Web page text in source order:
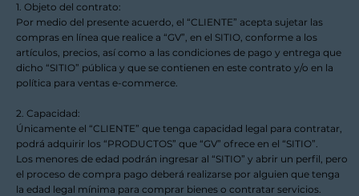
1. Objeto del contrato:
Por medio del presente acuerdo, el “CLIENTE” acepta sujetar las
compras en línea que realice a “GV”, en el SITIO, conforme a los
artículos, precios, así como a las condiciones de pago y entrega que
dicho “SITIO” pública y que se contienen en este contrato y/o en la
política para ventas e-commerce.
2. Capacidad:
Únicamente el “CLIENTE” que tenga capacidad legal para contratar,
podrá adquirir los “PRODUCTOS” que “GV” ofrece en el “SITIO”.
Los menores de edad podrán ingresar al “SITIO” y abrir un perfil, pero
el proceso de compra pago deberá realizarse por alguien que tenga
la edad legal mínima para comprar bienes o contratar servicios.